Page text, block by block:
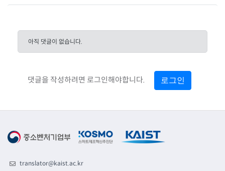
아직 댓글이 없습니다.
댓글을 작성하려면 로그인해야합니다. 로그인
translator@kaist.ac.kr